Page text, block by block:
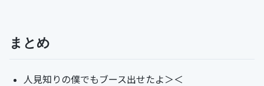
まとめ
人見知りの僕でもブース出せたよ＞＜